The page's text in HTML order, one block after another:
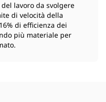
lavoro da svolgere
di velocità della
di efficienza dei
più materiale per